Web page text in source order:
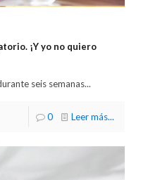
¡Y yo no quiero
seis semanas...
0 Leer más...